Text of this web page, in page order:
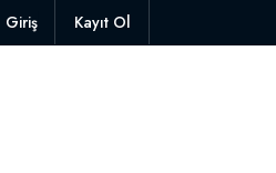
Giriş Kayıt Ol